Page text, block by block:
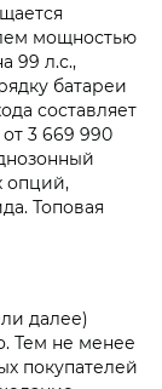
мощностью
99 л.с.,
батареи
составляет
3 669 990
опций,
Топовая
далее)
Тем не менее
покупателей